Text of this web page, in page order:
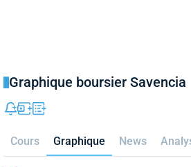
Graphique boursier Savencia
Cours Graphique News